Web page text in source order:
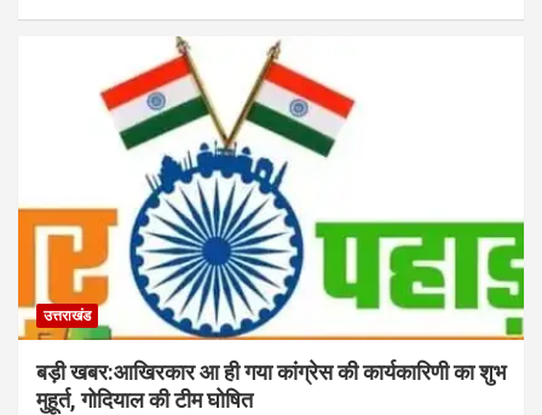
उत्तराखंड
बड़ी खबर:आखिरकार आ ही गया कांग्रेस की कार्यकारिणी का शुभ
मुहूर्त, गोदियाल की टीम घोषित